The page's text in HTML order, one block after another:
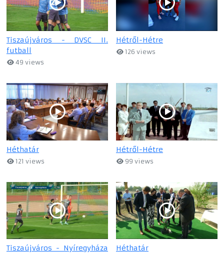
Tiszaújváros - DVSC II.
futball
49 views
Hétről-Hétre
126 views
Héthatár
121 views
Hétről-Hétre
99 views
Tiszaújváros - Nyíregyháza
Héthatár